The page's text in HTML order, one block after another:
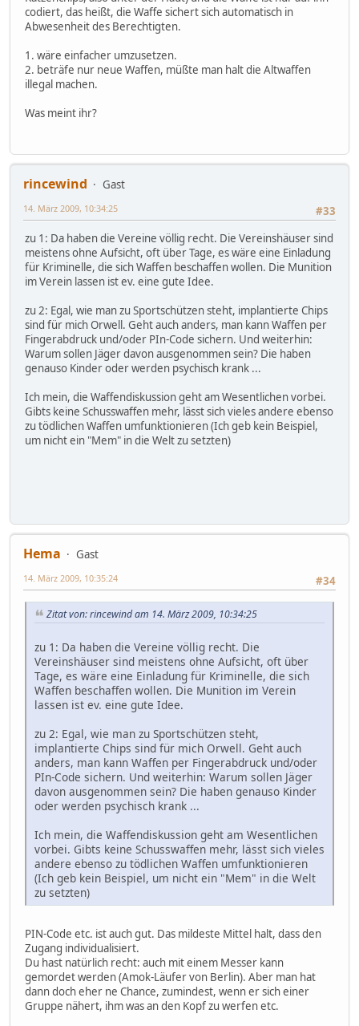
codiert, das heißt, die Waffe sichert sich automatisch in
Abwesenheit des Berechtigten.
1. wäre einfacher umzusetzen.
2. beträfe nur neue Waffen, müßte man halt die Altwaffen
illegal machen.
Was meint ihr?
rincewind
Gast
#33
14. März 2009, 10:34:25
zu 1: Da haben die Vereine völlig recht. Die Vereinshäuser sind
meistens ohne Aufsicht, oft über Tage, es wäre eine Einladung
für Kriminelle, die sich Waffen beschaffen wollen. Die Munition
im Verein lassen ist ev. eine gute Idee.
zu 2: Egal, wie man zu Sportschützen steht, implantierte Chips
sind für mich Orwell. Geht auch anders, man kann Waffen per
Fingerabdruck und/oder PIn-Code sichern. Und weiterhin:
Warum sollen Jäger davon ausgenommen sein? Die haben
genauso Kinder oder werden psychisch krank ...
Ich mein, die Waffendiskussion geht am Wesentlichen vorbei.
Gibts keine Schusswaffen mehr, lässt sich vieles andere ebenso
zu tödlichen Waffen umfunktionieren (Ich geb kein Beispiel,
um nicht ein "Mem" in die Welt zu setzten)
Hema
Gast
#34
14. März 2009, 10:35:24
Zitat von: rincewind am 14. März 2009, 10:34:25
zu 1: Da haben die Vereine völlig recht. Die
Vereinshäuser sind meistens ohne Aufsicht, oft über
Tage, es wäre eine Einladung für Kriminelle, die sich
Waffen beschaffen wollen. Die Munition im Verein
lassen ist ev. eine gute Idee.
zu 2: Egal, wie man zu Sportschützen steht,
implantierte Chips sind für mich Orwell. Geht auch
anders, man kann Waffen per Fingerabdruck und/oder
PIn-Code sichern. Und weiterhin: Warum sollen Jäger
davon ausgenommen sein? Die haben genauso Kinder
oder werden psychisch krank ...
Ich mein, die Waffendiskussion geht am Wesentlichen
vorbei. Gibts keine Schusswaffen mehr, lässt sich vieles
andere ebenso zu tödlichen Waffen umfunktionieren
(Ich geb kein Beispiel, um nicht ein "Mem" in die Welt
zu setzten)
PIN-Code etc. ist auch gut. Das mildeste Mittel halt, dass den
Zugang individualisiert.
Du hast natürlich recht: auch mit einem Messer kann
gemordet werden (Amok-Läufer von Berlin). Aber man hat
dann doch eher ne Chance, zumindest, wenn er sich einer
Gruppe nähert, ihm was an den Kopf zu werfen etc.